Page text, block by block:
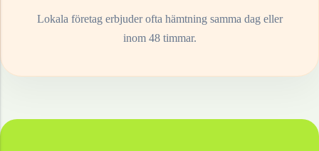
Lokala företag erbjuder ofta hämtning samma dag eller
inom 48 timmar.